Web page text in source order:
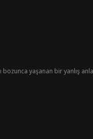
yaşanan bir yanlış